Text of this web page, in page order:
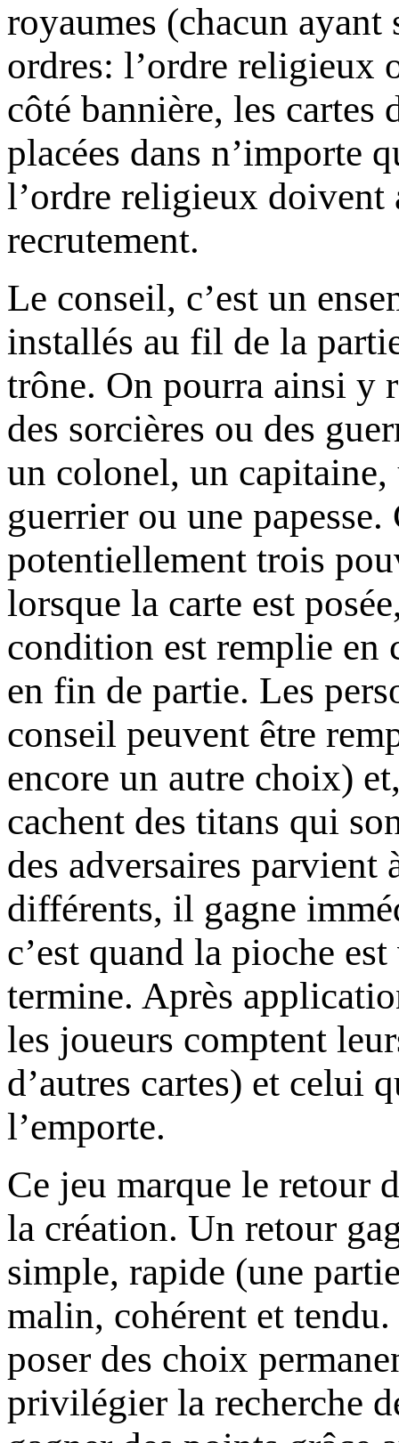
royaumes (chacun ayant
ordres: l’ordre religieux
côté bannière, les cartes
placées dans n’importe
l’ordre religieux doivent
recrutement.
Le conseil, c’est un
installés au fil de la
trône. On pourra ainsi y
des sorcières ou des
un colonel, un
guerrier ou une papesse.
potentiellement trois
lorsque la carte est
condition est remplie en
en fin de partie. Les
conseil peuvent être
encore un autre choix)
cachent des titans qui
des adversaires parvient
différents, il gagne
c’est quand la pioche
termine. Après
les joueurs comptent
d’autres cartes) et celui
l’emporte.
Ce jeu marque le retour
la création. Un retour
simple, rapide (une
malin, cohérent et
poser des choix
privilégier la recherche